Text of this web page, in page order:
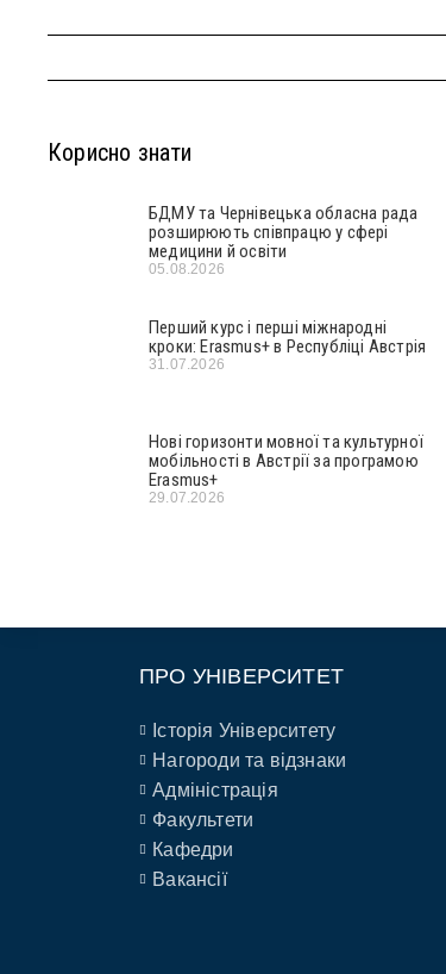
Корисно знати
БДМУ та Чернівецька обласна рада
розширюють співпрацю у сфері
медицини й освіти
05.08.2026
Перший курс і перші міжнародні
кроки: Erasmus+ в Республіці Австрія
31.07.2026
Нові горизонти мовної та культурної
мобільності в Австрії за програмою
Erasmus+
29.07.2026
ПРО УНІВЕРСИТЕТ
Історія Університету
Нагороди та відзнаки
Адміністрація
Факультети
Кафедри
Вакансії